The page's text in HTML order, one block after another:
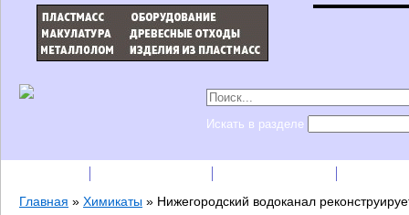
Искать в разделе
Главная » Химикаты » Нижегородский водоканал